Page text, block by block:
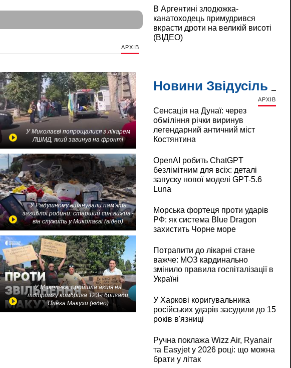
АРХІВ
У Миколаєві попрощалися з лікарем
ЛШМД, який загинув на фронті
У Радушному вшанували пам'ять
загиблої родини: старший син вижив -
він служить у Миколаєві (відео)
У Миколаєві пройшла акція на
підтримку комбрига 123-ї бригади
Олега Макухи (відео)
В Аргентині злодюжка-
канатоходець примудрився
вкрасти дроти на великій висоті
(ВІДЕО)
Новини Звідусіль
АРХІВ
Сенсація на Дунаї: через
обміління річки виринув
легендарний античний міст
Костянтина
OpenAI робить ChatGPT
безлімітним для всіх: деталі
запуску нової моделі GPT-5.6
Luna
Морська фортеця проти ударів
РФ: як система Blue Dragon
захистить Чорне море
Потрапити до лікарні стане
важче: МОЗ кардинально
змінило правила госпіталізації в
Україні
У Харкові коригувальника
російських ударів засудили до 15
років в'язниці
Ручна поклажа Wizz Air, Ryanair
та Easyjet у 2026 році: що можна
брати у літак